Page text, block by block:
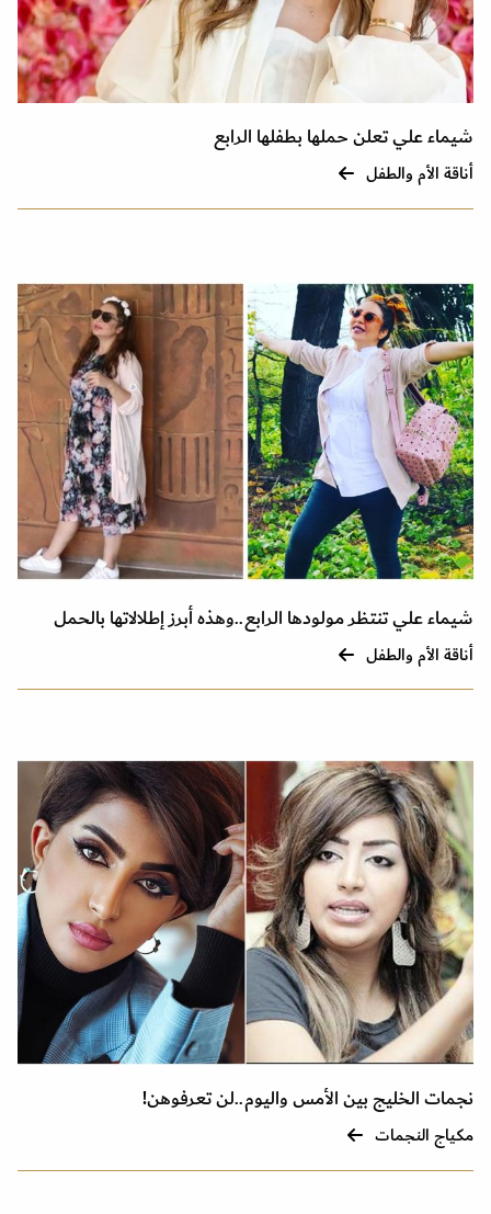
شيماء علي تعلن حملها بطفلها الرابع
أناقة الأم والطفل
شيماء علي تنتظر مولودها الرابع..وهذه أبرز إطلالاتها بالحمل
أناقة الأم والطفل
نجمات الخليج بين الأمس واليوم..لن تعرفوهن!
مكياج النجمات